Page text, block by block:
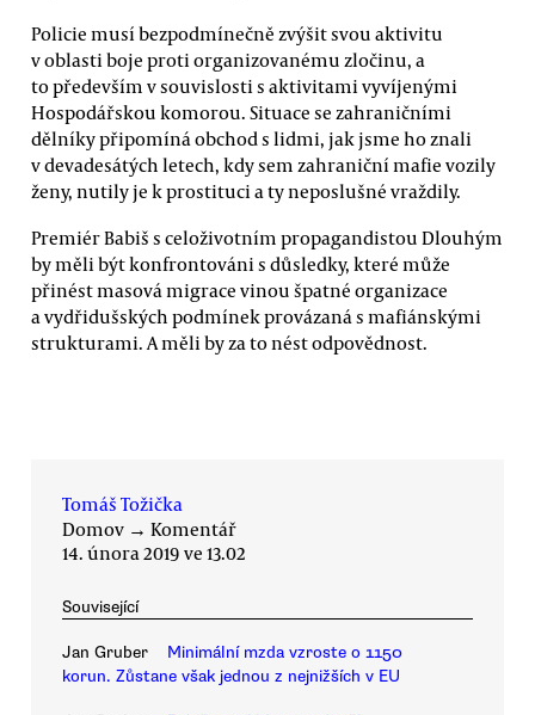
Policie musí bezpodmínečně zvýšit svou aktivitu
v oblasti boje proti organizovanému zločinu, a
to především v souvislosti s aktivitami vyvíjenými
Hospodářskou komorou. Situace se zahraničními
dělníky připomíná obchod s lidmi, jak jsme ho znali
v devadesátých letech, kdy sem zahraniční mafie vozily
ženy, nutily je k prostituci a ty neposlušné vraždily.
Premiér Babiš s celoživotním propagandistou Dlouhým
by měli být konfrontováni s důsledky, které může
přinést masová migrace vinou špatné organizace
a vydřidušských podmínek provázaná s mafiánskými
strukturami. A měli by za to nést odpovědnost.
Tomáš Tožička
Domov → Komentář
14. února 2019 ve 13.02
Související
Jan Gruber
Minimální mzda vzroste o 1150
korun. Zůstane však jednou z nejnižších v EU